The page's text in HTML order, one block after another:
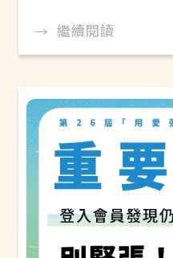
繼續閱讀